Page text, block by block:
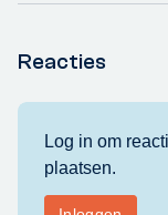
Reacties